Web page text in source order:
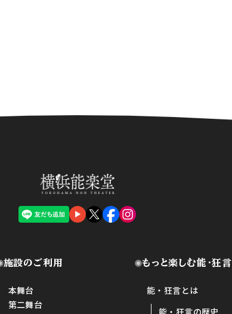
施設のご利用
本舞台
第二舞台
もっと楽しむ能・狂言
能・狂言とは